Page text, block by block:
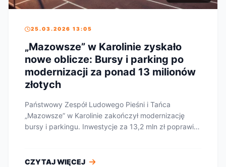
25.03.2026 13:05
„Mazowsze” w Karolinie zyskało
nowe oblicze: Bursy i parking po
modernizacji za ponad 13 milionów
złotych
Państwowy Zespół Ludowego Pieśni i Tańca
„Mazowsze” w Karolinie zakończył modernizację
bursy i parkingu. Inwestycje za 13,2 mln zł poprawią
CZYTAJ WIĘCEJ